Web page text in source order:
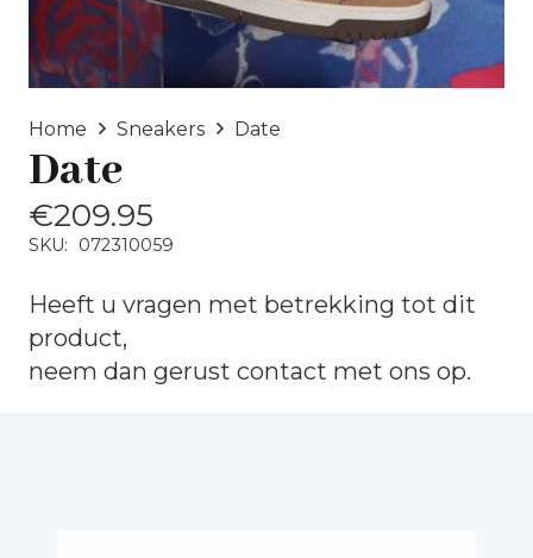
Home Sneakers Date
Date
€209.95
SKU: 072310059
Heeft u vragen met betrekking tot dit
product,
neem dan gerust contact met ons op.